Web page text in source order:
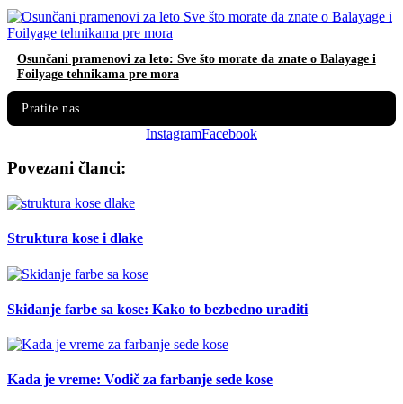
Osunčani pramenovi za leto: Sve što morate da znate o Balayage i
Foilyage tehnikama pre mora
Pratite nas
InstagramFacebook
Povezani članci:
Struktura kose i dlake
Skidanje farbe sa kose: Kako to bezbedno uraditi
Kada je vreme: Vodič za farbanje sede kose